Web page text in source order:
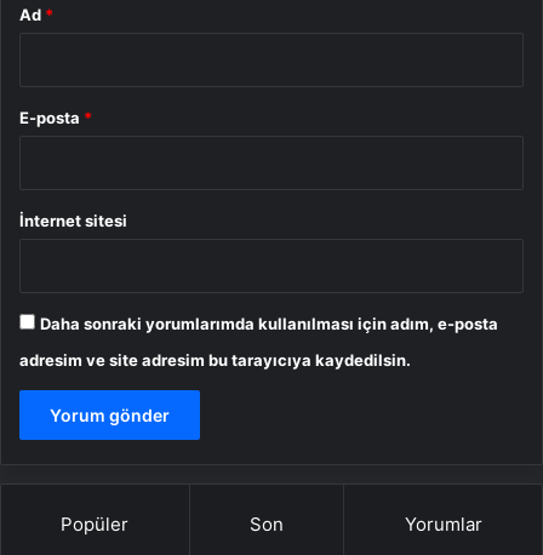
Ad *
E-posta *
İnternet sitesi
Daha sonraki yorumlarımda kullanılması için adım, e-posta
adresim ve site adresim bu tarayıcıya kaydedilsin.
Popüler Son Yorumlar